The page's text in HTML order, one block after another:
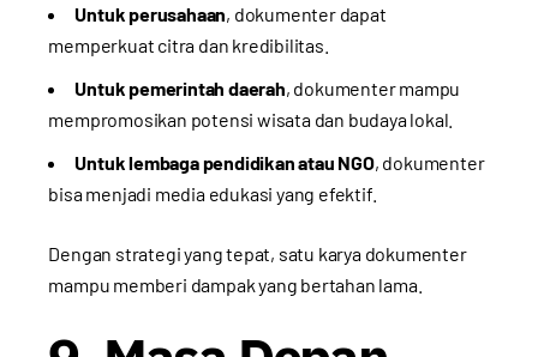
Untuk perusahaan, dokumenter dapat
memperkuat citra dan kredibilitas.
Untuk pemerintah daerah, dokumenter mampu
mempromosikan potensi wisata dan budaya lokal.
Untuk lembaga pendidikan atau NGO, dokumenter
bisa menjadi media edukasi yang efektif.
Dengan strategi yang tepat, satu karya dokumenter
mampu memberi dampak yang bertahan lama.